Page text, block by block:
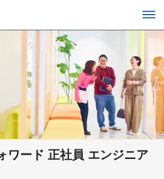
ワード 正社員 エンジニア